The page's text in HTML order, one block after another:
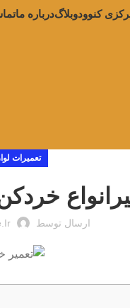
کنوودوبلاگدرباره ما
تعمیرات
ارسال توسط